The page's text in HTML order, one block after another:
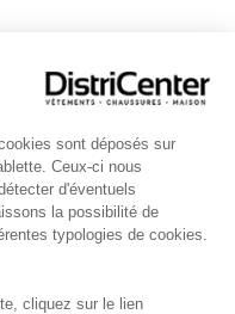
sont déposés sur
Ceux-ci nous
d'éventuels
la possibilité de
typologies de cookies.
cliquez sur le lien